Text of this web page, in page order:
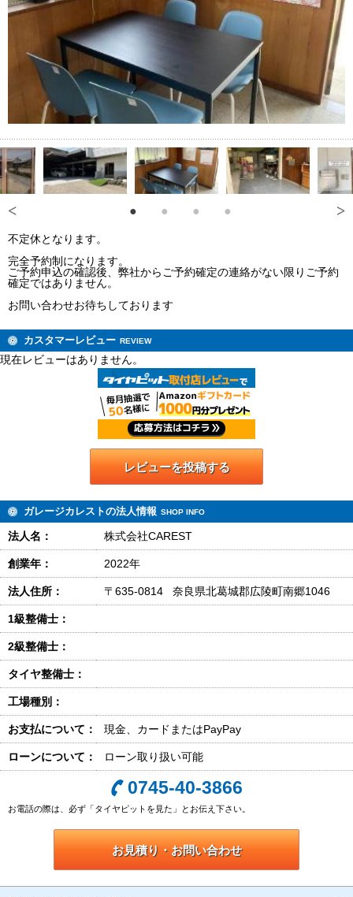
不定休となります。
完全予約制になります。
ご予約申込の確認後、弊社からご予約確定の連絡がない限りご予約
確定ではありません。
お問い合わせお待ちしております
カスタマーレビュー REVIEW
現在レビューはありません。
レビューを投稿する
ガレージカレストの法人情報 SHOP INFO
法人名： 株式会社CAREST
創業年： 2022年
法人住所： 〒635-0814 奈良県北葛城郡広陵町南郷1046
1級整備士：
2級整備士：
タイヤ整備士：
工場種別：
お支払について： 現金、カードまたはPayPay
ローンについて： ローン取り扱い可能
0745-40-3866
お電話の際は、必ず「タイヤピットを見た」とお伝え下さい。
お見積り・お問い合わせ